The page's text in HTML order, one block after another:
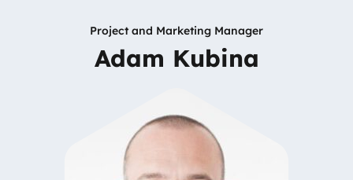
Project and Marketing Manager
Adam Kubina